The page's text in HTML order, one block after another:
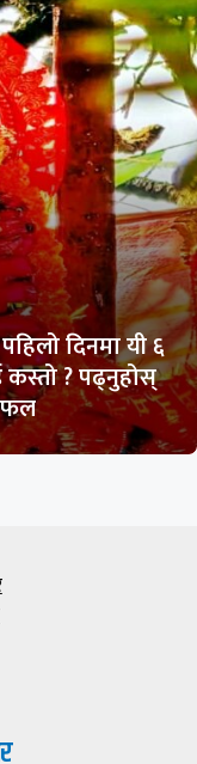
दिनमा यी ६
कस्तो ? पढ्नुहोस्